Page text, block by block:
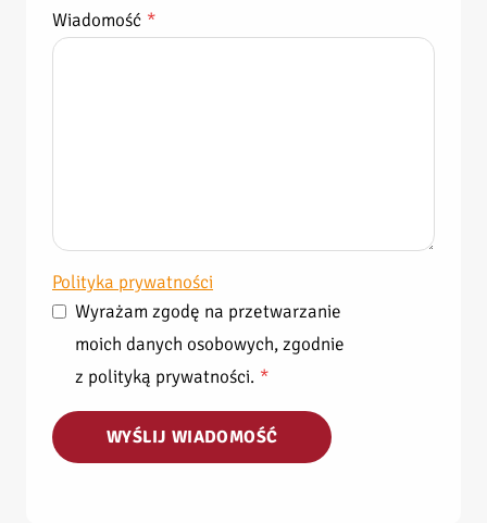
Wiadomość *
Polityka prywatności
Wyrażam zgodę na przetwarzanie
moich danych osobowych, zgodnie
z polityką prywatności. *
WYŚLIJ WIADOMOŚĆ